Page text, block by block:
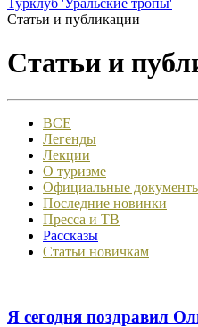
Турклуб 'Уральские тропы'
Статьи и публикации
Статьи и
ВСЕ
Легенды
Лекции
О туризме
Официальные
Последние новинки
Пресса и ТВ
Рассказы
Статьи новичкам
Я сегодня поздравил